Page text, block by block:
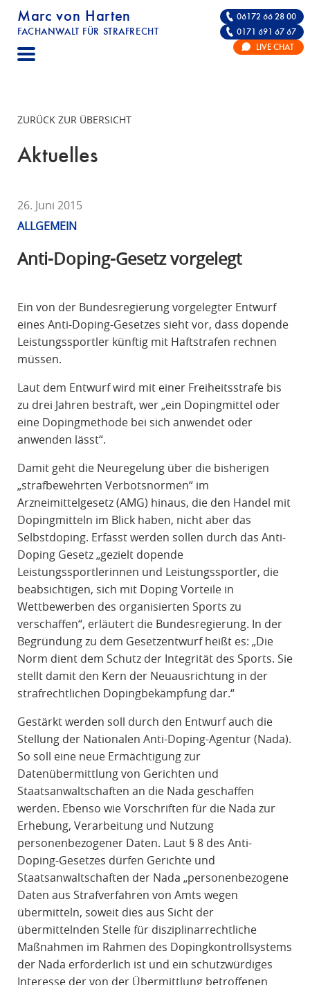
Marc von Harten
FACHANWALT FÜR STRAFRECHT
STRAFRECHT | RECHTSANWALT FÜR DIE
06172 66 28 00
0171 691 67 67
LIVE CHAT
ZURÜCK ZUR ÜBERSICHT
Aktuelles
26. Juni 2015
ALLGEMEIN
Anti-Doping-Gesetz vorgelegt
Ein von der Bundesregierung vorgelegter Entwurf
eines Anti-Doping-Gesetzes sieht vor, dass dopende
Leistungssportler künftig mit Haftstrafen rechnen
müssen.
Laut dem Entwurf wird mit einer Freiheitsstrafe bis
zu drei Jahren bestraft, wer „ein Dopingmittel oder
eine Dopingmethode bei sich anwendet oder
anwenden lässt“.
Damit geht die Neuregelung über die bisherigen
„strafbewehrten Verbotsnormen“ im
Arzneimittelgesetz (AMG) hinaus, die den Handel mit
Dopingmitteln im Blick haben, nicht aber das
Selbstdoping. Erfasst werden sollen durch das Anti-
Doping Gesetz „gezielt dopende
Leistungssportlerinnen und Leistungssportler, die
beabsichtigen, sich mit Doping Vorteile in
Wettbewerben des organisierten Sports zu
verschaffen“, erläutert die Bundesregierung. In der
Begründung zu dem Gesetzentwurf heißt es: „Die
Norm dient dem Schutz der Integrität des Sports. Sie
stellt damit den Kern der Neuausrichtung in der
strafrechtlichen Dopingbekämpfung dar.“
Gestärkt werden soll durch den Entwurf auch die
Stellung der Nationalen Anti-Doping-Agentur (Nada).
So soll eine neue Ermächtigung zur
Datenübermittlung von Gerichten und
Staatsanwaltschaften an die Nada geschaffen
werden. Ebenso wie Vorschriften für die Nada zur
Erhebung, Verarbeitung und Nutzung
personenbezogener Daten. Laut § 8 des Anti-
Doping-Gesetzes dürfen Gerichte und
Staatsanwaltschaften der Nada „personenbezogene
Daten aus Strafverfahren von Amts wegen
übermitteln, soweit dies aus Sicht der
übermittelnden Stelle für disziplinarrechtliche
Maßnahmen im Rahmen des Dopingkontrollsystems
der Nada erforderlich ist und ein schutzwürdiges
Interesse der von der Übermittlung betroffenen